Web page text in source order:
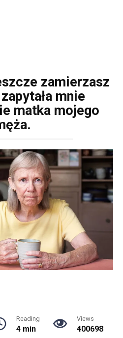
zamierzasz
mnie
matka mojego
Reading
4 min
Views
400698